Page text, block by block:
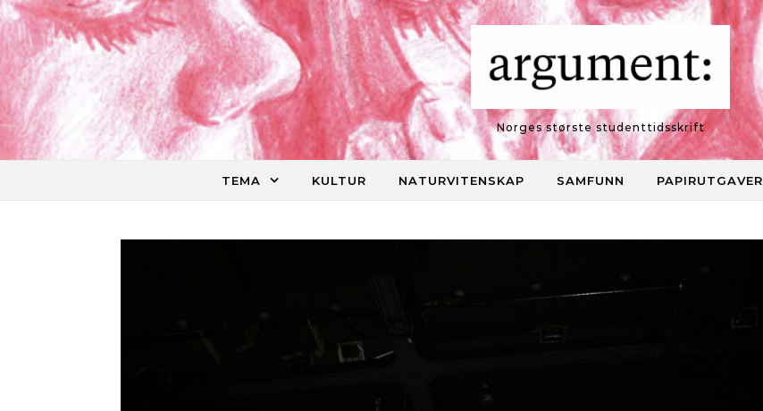
Skip to content
Norges største studenttidsskrift
TEMA KULTUR NATURVITENSKAP SAMFUNN PAPIRUTGAVER